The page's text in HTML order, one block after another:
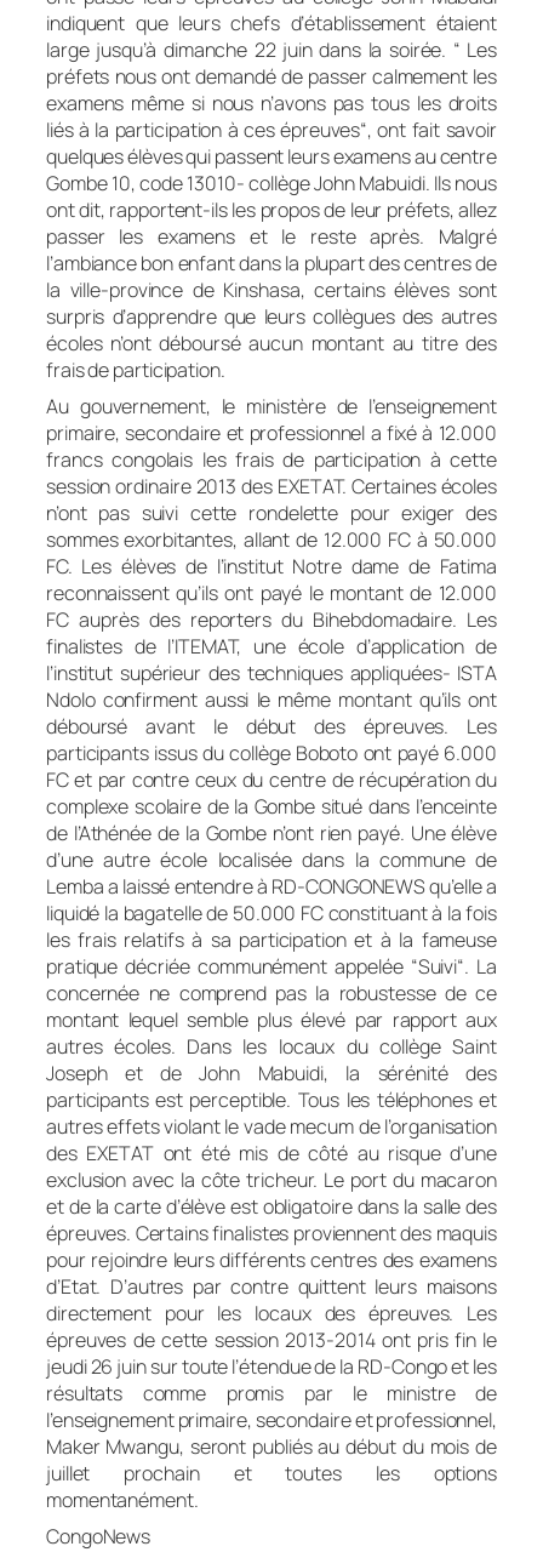
indiquent que leurs chefs d’établissement étaient
large jusqu’à dimanche 22 juin dans la soirée. “ Les
préfets nous ont demandé de passer calmement les
examens même si nous n’avons pas tous les droits
liés à la participation à ces épreuves“, ont fait savoir
quelques élèves qui passent leurs examens au centre
Gombe 10, code 13010- collège John Mabuidi. Ils nous
ont dit, rapportent-ils les propos de leur préfets, allez
passer les examens et le reste après. Malgré
l’ambiance bon enfant dans la plupart des centres de
la ville-province de Kinshasa, certains élèves sont
surpris d’apprendre que leurs collègues des autres
écoles n’ont déboursé aucun montant au titre des
frais de participation.
Au gouvernement, le ministère de l’enseignement
primaire, secondaire et professionnel a fixé à 12.000
francs congolais les frais de participation à cette
session ordinaire 2013 des EXETAT. Certaines écoles
n’ont pas suivi cette rondelette pour exiger des
sommes exorbitantes, allant de 12.000 FC à 50.000
FC. Les élèves de l’institut Notre dame de Fatima
reconnaissent qu’ils ont payé le montant de 12.000
FC auprès des reporters du Bihebdomadaire. Les
finalistes de l’ITEMAT, une école d’application de
l’institut supérieur des techniques appliquées- ISTA
Ndolo confirment aussi le même montant qu’ils ont
déboursé avant le début des épreuves. Les
participants issus du collège Boboto ont payé 6.000
FC et par contre ceux du centre de récupération du
complexe scolaire de la Gombe situé dans l’enceinte
de l’Athénée de la Gombe n’ont rien payé. Une élève
d’une autre école localisée dans la commune de
Lemba a laissé entendre à RD-CONGONEWS qu’elle a
liquidé la bagatelle de 50.000 FC constituant à la fois
les frais relatifs à sa participation et à la fameuse
pratique décriée communément appelée “Suivi“. La
concernée ne comprend pas la robustesse de ce
montant lequel semble plus élevé par rapport aux
autres écoles. Dans les locaux du collège Saint
Joseph et de John Mabuidi, la sérénité des
participants est perceptible. Tous les téléphones et
autres effets violant le vade mecum de l’organisation
des EXETAT ont été mis de côté au risque d’une
exclusion avec la côte tricheur. Le port du macaron
et de la carte d’élève est obligatoire dans la salle des
épreuves. Certains finalistes proviennent des maquis
pour rejoindre leurs différents centres des examens
d’Etat. D’autres par contre quittent leurs maisons
directement pour les locaux des épreuves. Les
épreuves de cette session 2013-2014 ont pris fin le
jeudi 26 juin sur toute l’étendue de la RD-Congo et les
résultats comme promis par le ministre de
l’enseignement primaire, secondaire et professionnel,
Maker Mwangu, seront publiés au début du mois de
juillet prochain et toutes les options
momentanément.
CongoNews